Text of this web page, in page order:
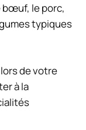
bœuf, le porc,
typiques
de votre
à la